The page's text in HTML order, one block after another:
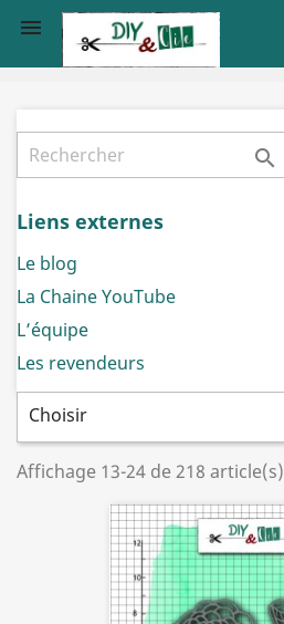


Liens externes
Le blog
La Chaine YouTube
L’équipe
Les revendeurs
Choisir
Affichage 13-24 de 218 article(s)